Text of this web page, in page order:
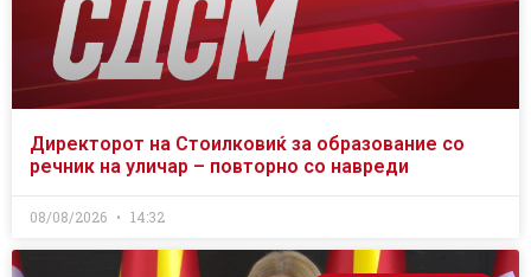
Директорот на Стоилковиќ за образование со
речник на уличар – повторно со навреди
08/08/2026 14:32